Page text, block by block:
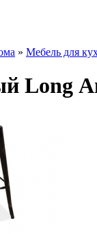
» Мебель для
Long